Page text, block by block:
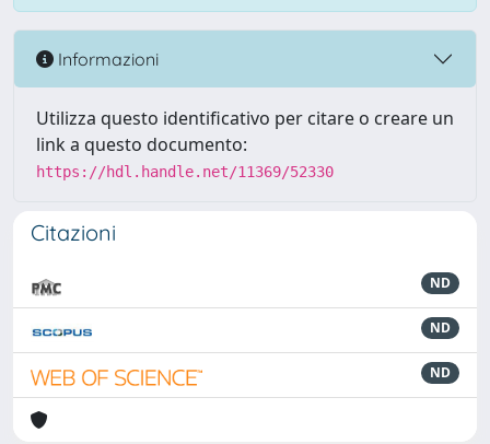
Informazioni
Utilizza questo identificativo per citare o creare un
link a questo documento:
https://hdl.handle.net/11369/52330
Citazioni
ND
ND
ND